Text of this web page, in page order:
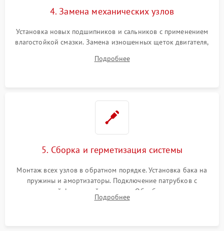
4. Замена механических узлов
Установка новых подшипников и сальников с применением
влагостойкой смазки. Замена изношенных щеток двигателя,
или поврежденной резиновой манжеты.
Подробнее
5. Сборка и герметизация системы
Монтаж всех узлов в обратном порядке. Установка бака на
пружины и амортизаторы. Подключение патрубков с
надежной фиксацией хомутами. Обработка стыков
герметиком для предотвращения возможных протечек воды.
Подробнее